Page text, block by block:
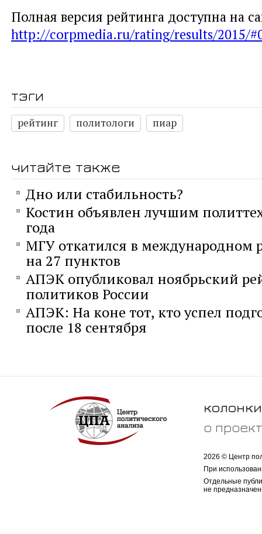
Полная версия рейтинга доступна на
http://corpmedia.ru/rating/results/2015/
тэги
рейтинг политологи пиар
читайте также
Дно или стабильность?
Костин объявлен лучшим
года
МГУ откатился в международном
на 27 пунктов
АПЭК опубликовал ноябрьский
политиков России
АПЭК: На коне тот, кто успел
после 18 сентября
колонки
о
2026 © Центр
При
Отдельные
не